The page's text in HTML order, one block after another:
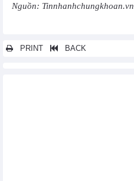
Nguồn: Tinnhanhchungkhoan.vn
PRINT BACK